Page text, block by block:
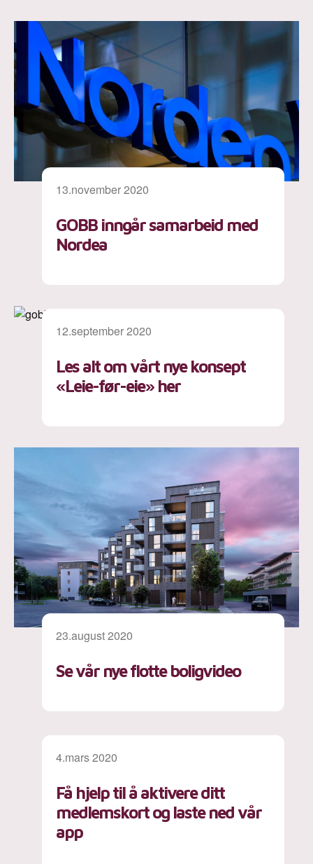
13.november 2020
GOBB inngår samarbeid med
Nordea
12.september 2020
Les alt om vårt nye konsept
«Leie-før-eie» her
23.august 2020
Se vår nye flotte boligvideo
4.mars 2020
Få hjelp til å aktivere ditt
medlemskort og laste ned vår
app